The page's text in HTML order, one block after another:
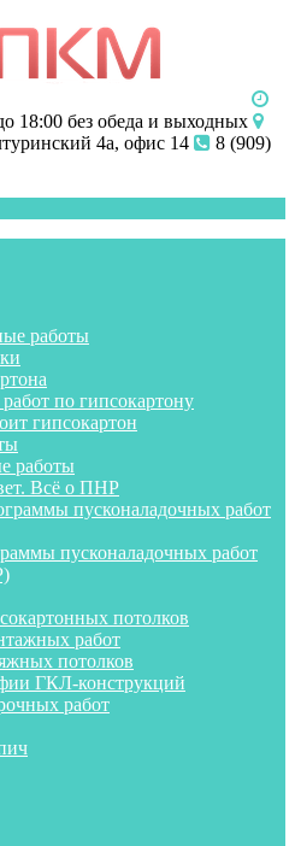
18:00 без обеда и выходных
4а, офис 14
8 (909)
работы
по гипсокартону
гипсокартон
работы
Всё о ПНР
пусконаладочных работ
пусконаладочных работ
потолков
работ
потолков
ГКЛ-конструкций
работ